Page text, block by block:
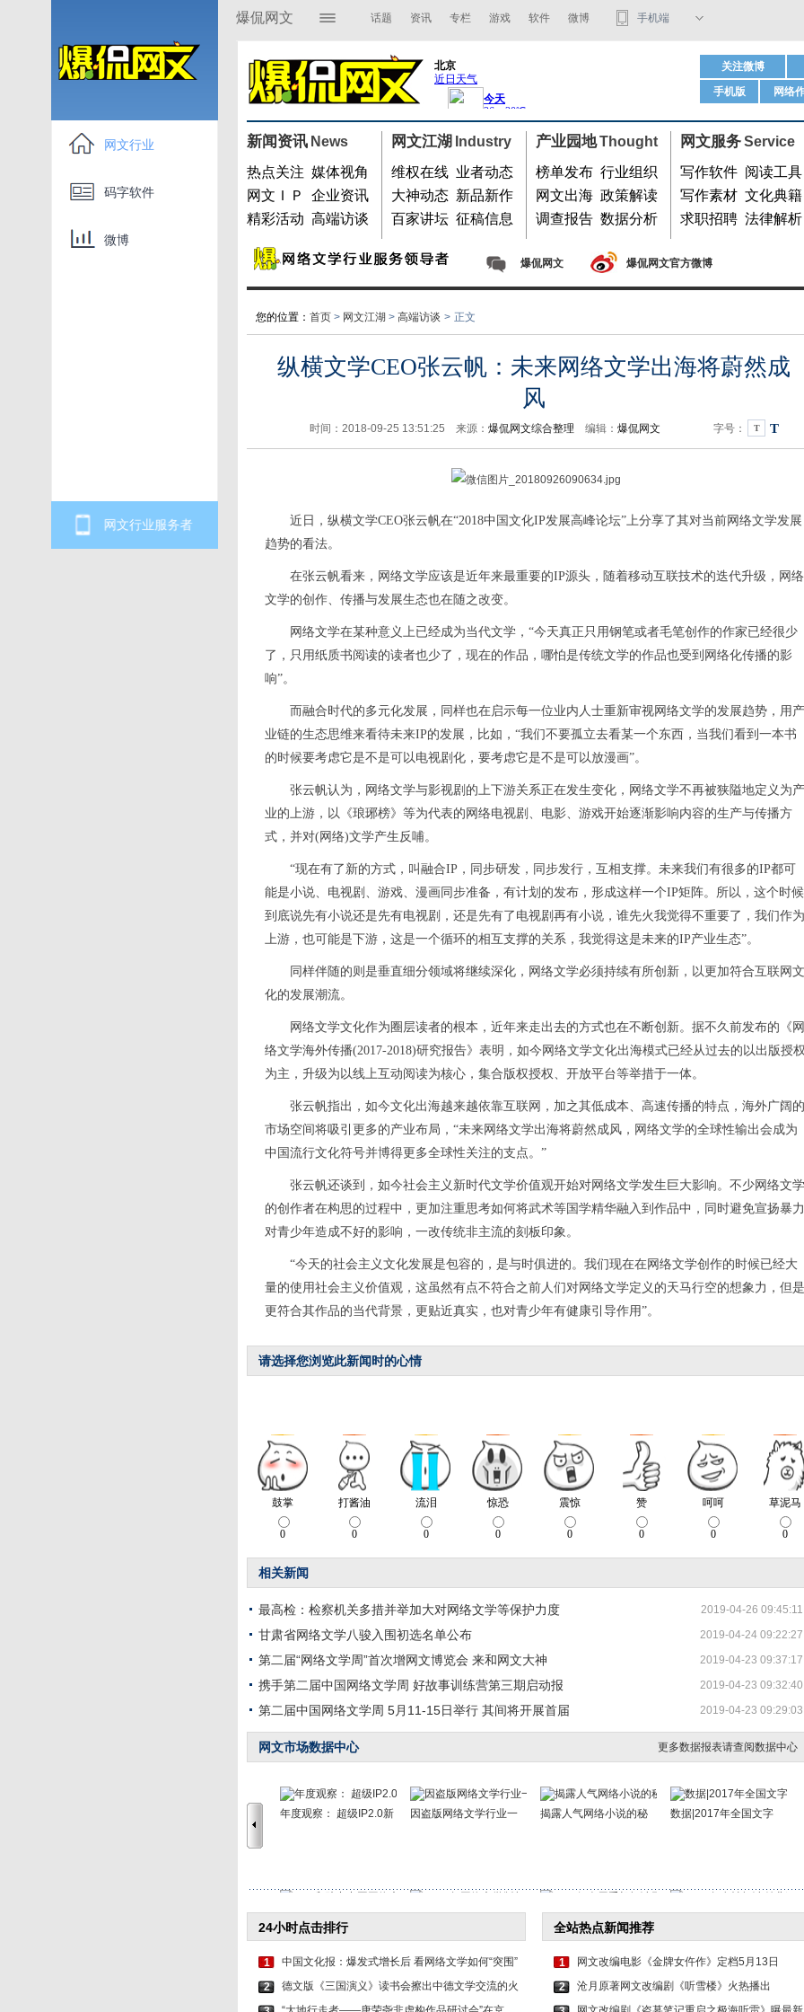
网文行业
码字软件
微博
网文行业服务者
爆侃网文
码字软件
名家专栏
爆侃游戏
开
话题 资讯 专栏 游戏 软件 微博 手机端
关注微博
手机版
网络
新闻资讯 News
热点关注 媒体视角
网文ＩＰ
企业资讯
精彩活动 高端访谈
网文江湖 Industry
维权在线 业者动态
大神动态 新品新作
百家讲坛 征稿信息
产业园地Thought
榜单发布 行业组织
网文出海 政策解读
调查报告 数据分析
网文服务Service
写作软件 阅读工具
写作素材 文化典籍
求职招聘 法律解析
爆侃网文 爆侃网文官方微博
您的位置： 首页 > 网文江湖 > 高端访谈 > 正文
纵横文学CEO张云帆：未来网络文学出海将蔚然成
风
时间：2018-09-25 13:51:25 来源： 爆侃网文综合整理 编辑： 爆侃网文 字号： T T
近日，纵横文学CEO张云帆在“2018中国文化IP发展高峰论坛”上分享了其对当前网络文学发展
趋势的看法。
在张云帆看来，网络文学应该是近年来最重要的IP源头，随着移动互联技术的迭代升级，网络
文学的创作、传播与发展生态也在随之改变。
网络文学在某种意义上已经成为当代文学，“今天真正只用钢笔或者毛笔创作的作家已经很少
了，只用纸质书阅读的读者也少了，现在的作品，哪怕是传统文学的作品也受到网络化传播的影
响”。
而融合时代的多元化发展，同样也在启示每一位业内人士重新审视网络文学的发展趋势，用产
业链的生态思维来看待未来IP的发展，比如，“我们不要孤立去看某一个东西，当我们看到一本书
的时候要考虑它是不是可以电视剧化，要考虑它是不是可以放漫画”。
张云帆认为，网络文学与影视剧的上下游关系正在发生变化，网络文学不再被狭隘地定义为产
业的上游，以《琅琊榜》等为代表的网络电视剧、电影、游戏开始逐渐影响内容的生产与传播方
式，并对(网络)文学产生反哺。
“现在有了新的方式，叫融合IP，同步研发，同步发行，互相支撑。未来我们有很多的IP都可
能是小说、电视剧、游戏、漫画同步准备，有计划的发布，形成这样一个IP矩阵。所以，这个时候
到底说先有小说还是先有电视剧，还是先有了电视剧再有小说，谁先火我觉得不重要了，我们作为
上游，也可能是下游，这是一个循环的相互支撑的关系，我觉得这是未来的IP产业生态”。
同样伴随的则是垂直细分领域将继续深化，网络文学必须持续有所创新，以更加符合互联网文
化的发展潮流。
网络文学文化作为圈层读者的根本，近年来走出去的方式也在不断创新。据不久前发布的《网
络文学海外传播(2017-2018)研究报告》表明，如今网络文学文化出海模式已经从过去的以出版授
为主，升级为以线上互动阅读为核心，集合版权授权、开放平台等举措于一体。
张云帆指出，如今文化出海越来越依靠互联网，加之其低成本、高速传播的特点，海外广阔的
市场空间将吸引更多的产业布局，“未来网络文学出海将蔚然成风，网络文学的全球性输出会成为
中国流行文化符号并博得更多全球性关注的支点。”
张云帆还谈到，如今社会主义新时代文学价值观开始对网络文学发生巨大影响。不少网络文学
的创作者在构思的过程中，更加注重思考如何将武术等国学精华融入到作品中，同时避免宣扬暴力
对青少年造成不好的影响，一改传统非主流的刻板印象。
“今天的社会主义文化发展是包容的，是与时俱进的。我们现在在网络文学创作的时候已经大
量的使用社会主义价值观，这虽然有点不符合之前人们对网络文学定义的天马行空的想象力，但是
更符合其作品的当代背景，更贴近真实，也对青少年有健康引导作用”。
请选择您浏览此新闻时的心情
相关新闻
最高检：检察机关多措并举加大对网络文学等保护力度 2019-04-26 09:45:11
甘肃省网络文学八骏入围初选名单公布 2019-04-24 09:22:27
第二届“网络文学周”首次增网文博览会 来和网文大神 2019-04-23 09:37:17
携手第二届中国网络文学周 好故事训练营第三期启动报 2019-04-23 09:32:40
第二届中国网络文学周 5月11-15日举行 其间将开展首届 2019-04-23 09:29:03
更多数据报表请查阅数据中心
网文市场数据中心
年度观察： 超级IP2.0新 因盗版网络文学行业一 揭露人气网络小说的秘 数据|2017年全国文字
24小时点击排行
1
中国文化报：爆发式增长后 看网络文学如何“突围”
2
德文版《三国演义》读书会擦出中德文学交流的火
全站热点新闻推荐
1
网文改编电影《金牌女仵作》定档5月13日
2
沧月原著网文改编剧《听雪楼》火热播出